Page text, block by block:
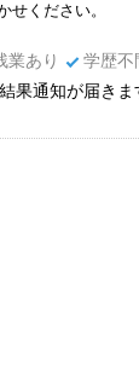
ください。
業あり
学歴不
果通知が届きま